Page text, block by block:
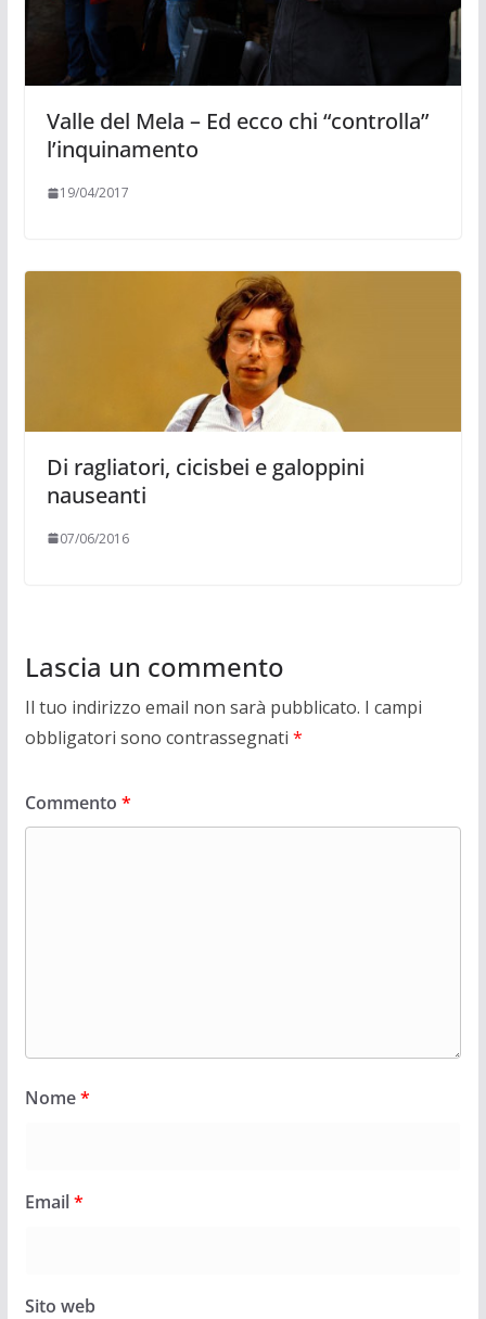
Valle del Mela – Ed ecco chi “controlla”
l’inquinamento
19/04/2017
Di ragliatori, cicisbei e galoppini
nauseanti
07/06/2016
Lascia un commento
Il tuo indirizzo email non sarà pubblicato. I campi
obbligatori sono contrassegnati *
Commento *
Nome*
Email*
Sito web